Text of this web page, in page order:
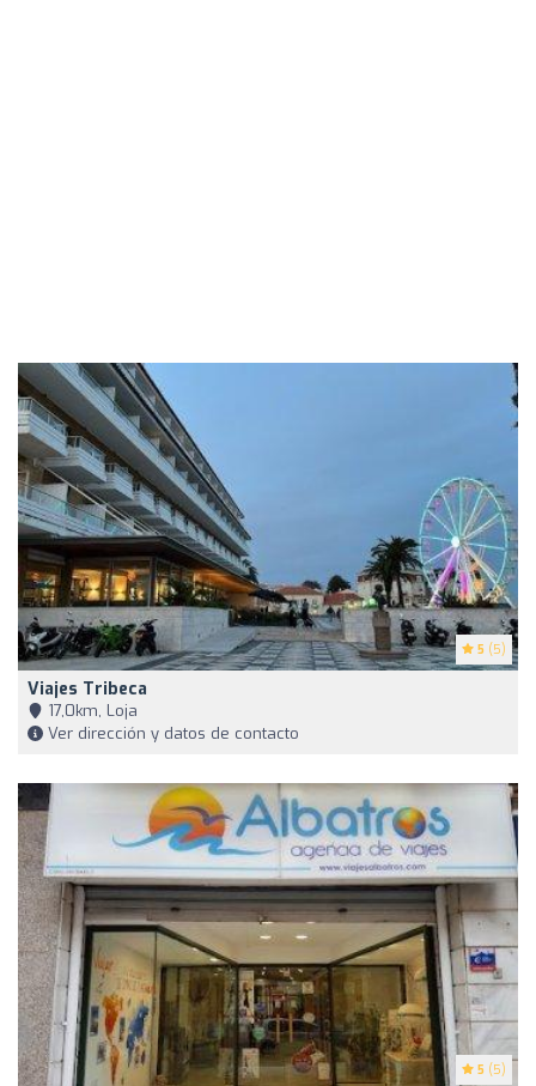
5 (5)
Viajes Tribeca
17,0km, Loja
Ver dirección y datos de contacto
5 (5)